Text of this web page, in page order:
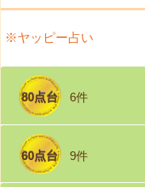
※ヤッピー占い
80点台 6件
60点台 9件